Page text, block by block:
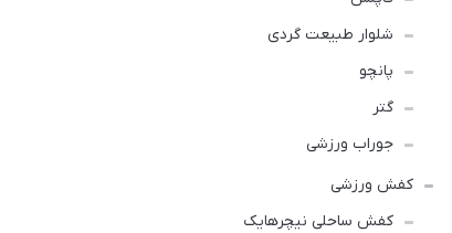
شلوار طبیعت گردی
پانچو
گتر
جوراب ورزشی
کفش ورزشی
كفش ساحلی نیچرهایک